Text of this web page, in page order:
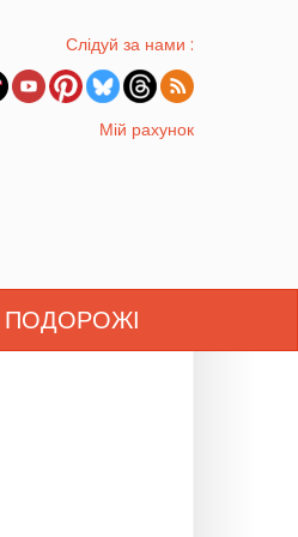
Слідуй за нами :
Мій рахунок
ПОДОРОЖІ